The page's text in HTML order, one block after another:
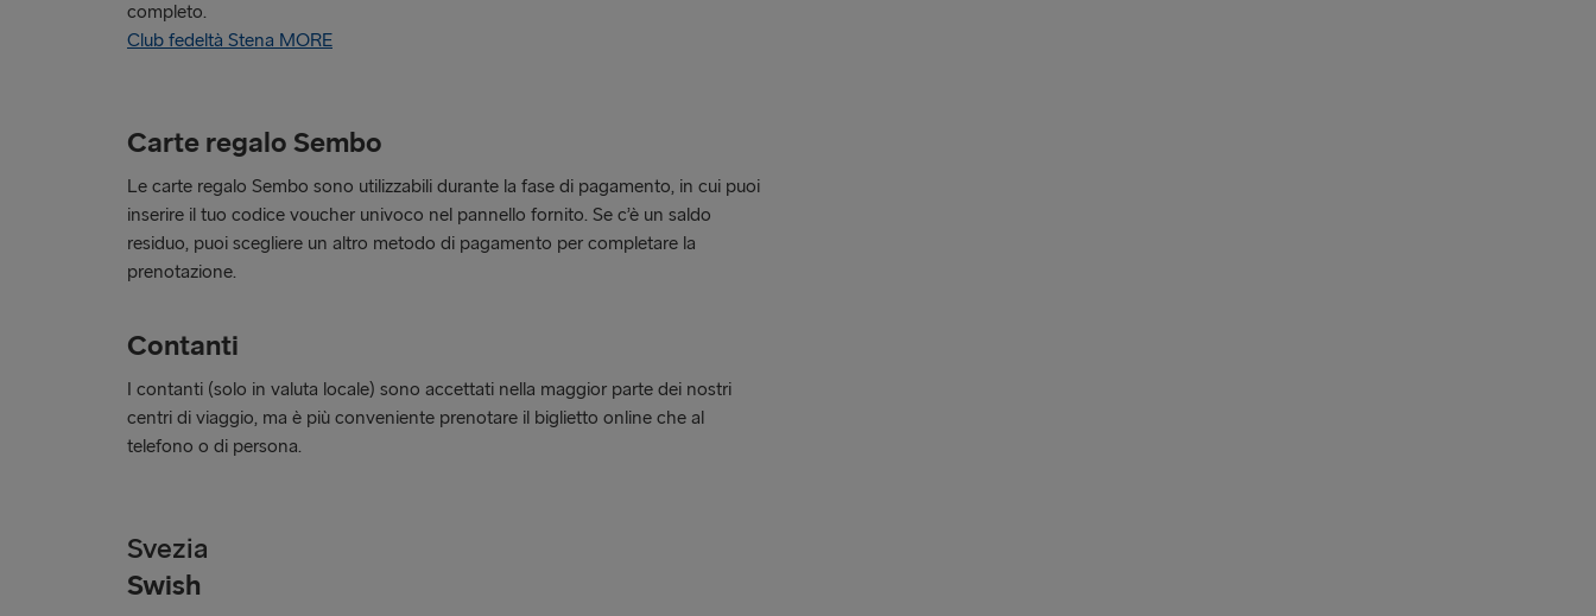
completo.
Club fedeltà Stena MORE
Carte regalo Sembo
Le carte regalo Sembo sono utilizzabili durante la fase di pagamento, in cui puoi
inserire il tuo codice voucher univoco nel pannello fornito. Se c’è un saldo
residuo, puoi scegliere un altro metodo di pagamento per completare la
prenotazione.
Contanti
I contanti (solo in valuta locale) sono accettati nella maggior parte dei nostri
centri di viaggio, ma è più conveniente prenotare il biglietto online che al
telefono o di persona.
Svezia
Swish